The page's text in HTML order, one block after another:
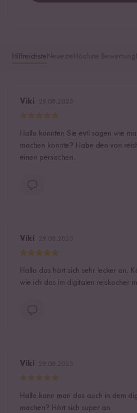
Hilfreichste
Viki
Hallo könnten Sie evtl sagen wie
machen könnte? Habe den von
einen persischen.
Viki
Hallo das hört sich sehr lecker an.
wie ich das im digitalen reiskocher
Viki
Hallo kann man das auch in dem
machen? Hört sich super an